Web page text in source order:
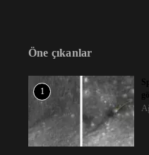
Öne çıkanlar
1